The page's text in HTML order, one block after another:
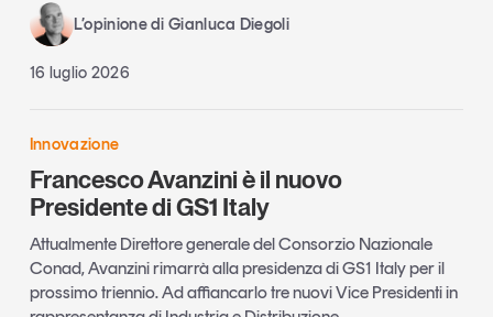
L’opinione di Gianluca Diegoli
16 luglio 2026
Innovazione
Francesco Avanzini è il nuovo
Presidente di GS1 Italy
Attualmente Direttore generale del Consorzio Nazionale
Conad, Avanzini rimarrà alla presidenza di GS1 Italy per il
prossimo triennio. Ad affiancarlo tre nuovi Vice Presidenti in